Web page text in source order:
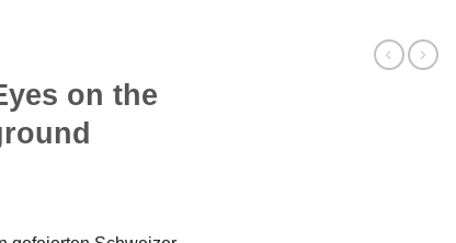
on the